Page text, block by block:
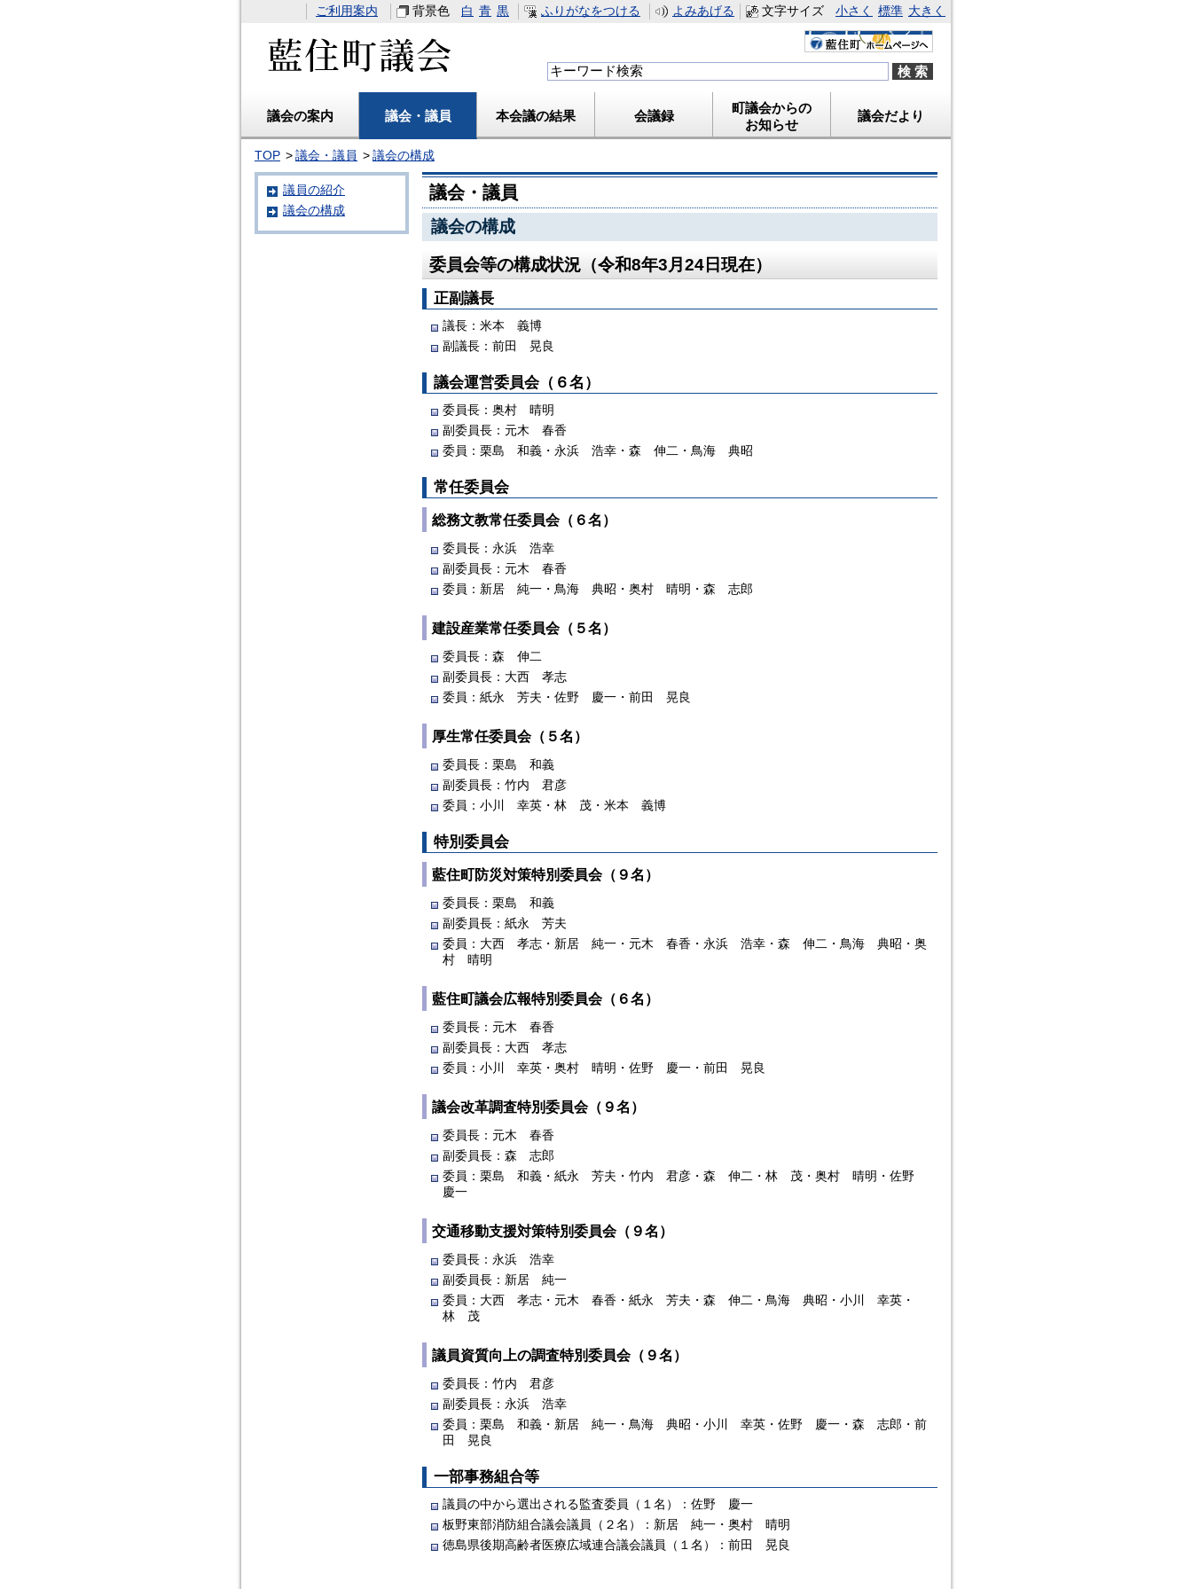
文字サイズ 小さく 標準 大きく
ご利用案内 背景色 白 青 黒 ふりがなをつける よみあげる
議会の案内 議会・議員 本会議の結果 会議録
町議会からの
お知らせ
議会だより
TOP 議会・議員 議会の構成
議会・議員
議会の構成
委員会等の構成状況 （令和8年3月24日現在）
正副議長
議長：米本 義博
副議長：前田 晃良
議会運営委員会（６名）
委員長：奥村 晴明
副委員長：元木 春香
委員：栗島 和義・永浜 浩幸・森 伸二・鳥海 典昭
常任委員会
総務文教常任委員会（６名）
委員長：永浜 浩幸
副委員長：元木 春香
委員：新居 純一・鳥海 典昭・奥村 晴明・森 志郎
建設産業常任委員会（５名）
委員長：森 伸二
副委員長：大西 孝志
委員：紙永 芳夫・佐野 慶一・前田 晃良
厚生常任委員会（５名）
委員長：栗島 和義
副委員長：竹内 君彦
委員：小川 幸英・林 茂・米本 義博
特別委員会
藍住町防災対策特別委員会（９名）
委員長：栗島 和義
副委員長：紙永 芳夫
委員：大西 孝志・新居 純一・元木 春香・永浜 浩幸・森 伸二・鳥海 典昭・奥
村 晴明
藍住町議会広報特別委員会（６名）
委員長：元木 春香
副委員長：大西 孝志
委員：小川 幸英・奥村 晴明・佐野 慶一・前田 晃良
議会改革調査特別委員会（９名）
委員長：元木 春香
副委員長：森 志郎
委員：栗島 和義・紙永 芳夫・竹内 君彦・森 伸二・林 茂・奥村 晴明・佐野
慶一
交通移動支援対策特別委員会（９名）
委員長：永浜 浩幸
副委員長：新居 純一
委員：大西 孝志・元木 春香・紙永 芳夫・森 伸二・鳥海 典昭・小川 幸英・
林 茂
議員資質向上の調査特別委員会（９名）
委員長：竹内 君彦
副委員長：永浜 浩幸
委員：栗島 和義・新居 純一・鳥海 典昭・小川 幸英・佐野 慶一・森 志郎・前
田 晃良
一部事務組合等
議員の中から選出される監査委員（１名）：佐野 慶一
板野東部消防組合議会議員（２名）：新居 純一・奥村 晴明
徳島県後期高齢者医療広域連合議会議員（１名）：前田 晃良
議員の紹介
議会の構成